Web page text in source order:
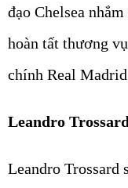
đạo Chelsea
hoàn tất thương
chính Real
Leandro
Leandro Trossard